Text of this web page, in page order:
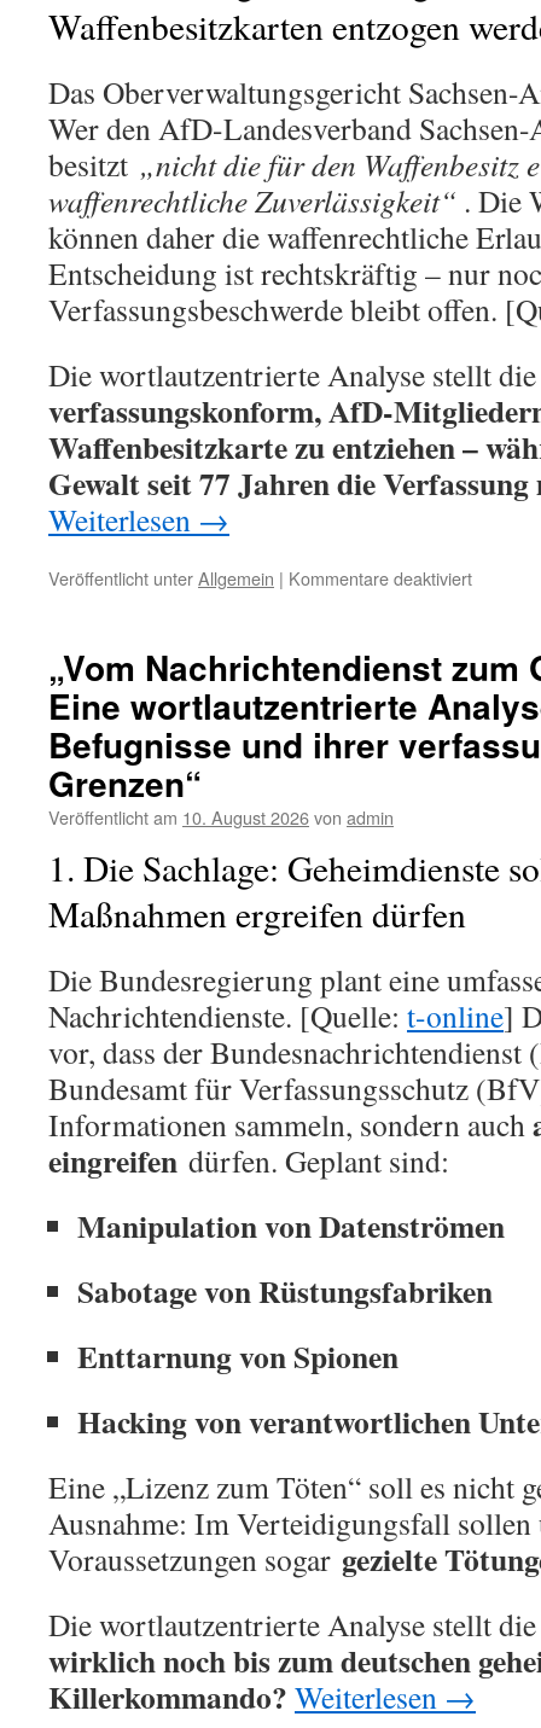
Waffenbesitzkarten entzogen
Das Oberverwaltungsgericht Sachsen-
Wer den AfD-Landesverband
besitzt „nicht die für den Waffenbesitz
waffenrechtliche Zuverlässigkeit“ . Die
können daher die waffenrechtliche
Entscheidung ist rechtskräftig – nur
Verfassungsbeschwerde bleibt offen.
Die wortlautzentrierte Analyse stellt
verfassungskonform, AfD-
Waffenbesitzkarte zu entziehen –
Gewalt seit 77 Jahren die
Weiterlesen →
Veröffentlicht unterAllgemein | Kommentare deaktiviertfür
–
aber
wer
Analyse
„Vom Nachrichtendienst zum
Eine wortlautzentrierte
Befugnisse und ihrer
Grenzen“
Veröffentlicht am 10. August 2026von admin
1. Die Sachlage: Geheimdienste
Maßnahmen ergreifen dürfen
Die Bundesregierung plant eine
Nachrichtendienste. [Quelle: t-online]
vor, dass der Bundesnachrichtendienst
Bundesamt für Verfassungsschutz
Informationen sammeln, sondern auch
eingreifen dürfen. Geplant sind:
Manipulation von Datenströmen
Sabotage von Rüstungsfabriken
Enttarnung von Spionen
Hacking von verantwortlichen
Eine „Lizenz zum Töten“ soll es nicht
Ausnahme: Im Verteidigungsfall sollen
Voraussetzungen sogar gezielte
Die wortlautzentrierte Analyse stellt
wirklich noch bis zum deutschen
Killerkommando? Weiterlesen →